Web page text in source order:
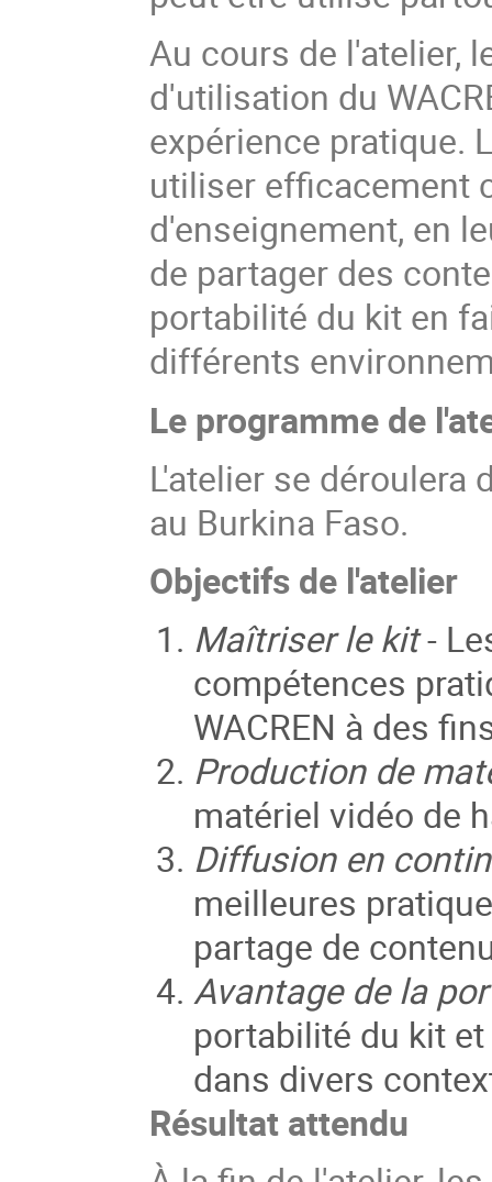
Au cours de l'atelier,
d'utilisation du
expérience pratique.
utiliser efficacement
d'enseignement, en
de partager des
portabilité du kit en
différents
Le programme de
L'atelier se déroulera
au Burkina Faso.
Objectifs de l'atelier
Maîtriser le kit-
compétences
WACREN à des
Production de
matériel vidéo de
Diffusion en
meilleures
partage de
Avantage de la
portabilité du kit
dans divers
Résultat attendu